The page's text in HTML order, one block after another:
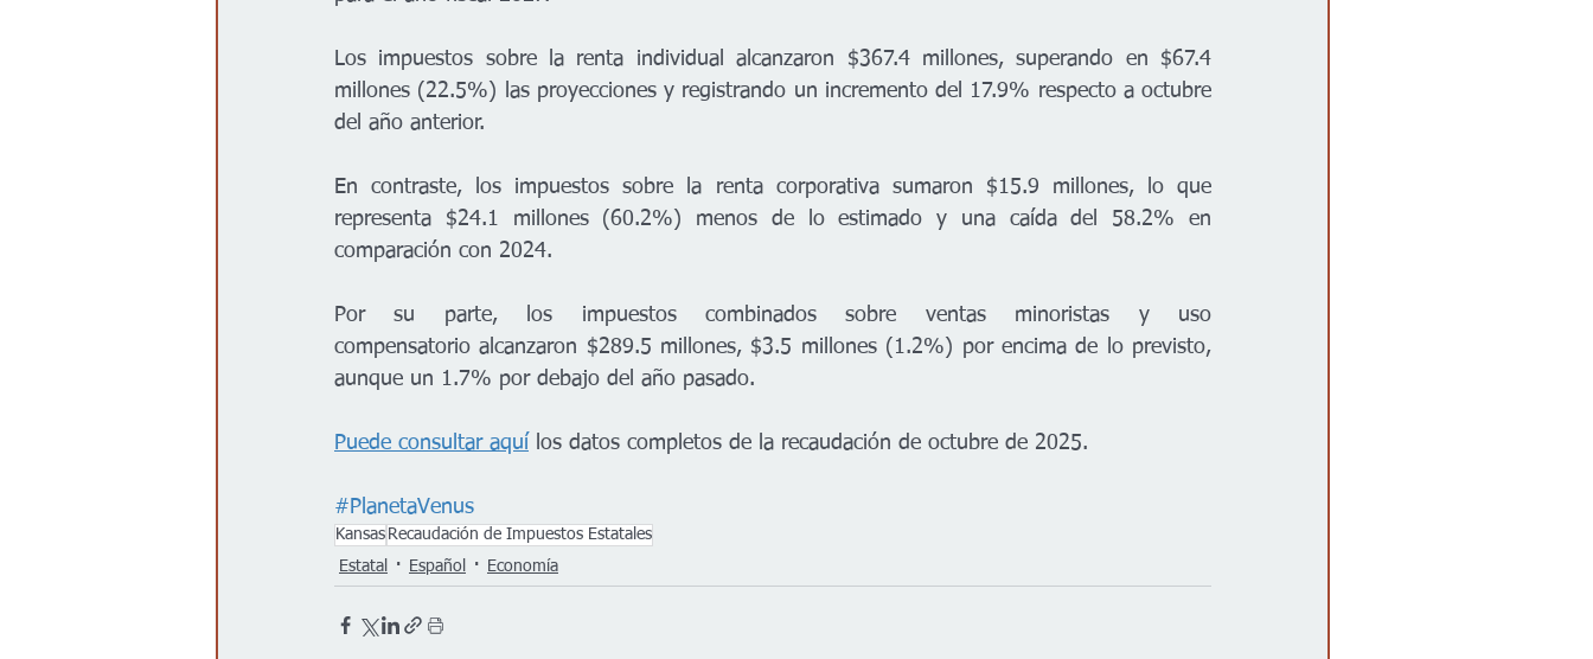
Los impuestos sobre la renta individual alcanzaron $367.4 millones, superando en $67.4
millones (22.5%) las proyecciones y registrando un incremento del 17.9% respecto a octubre
del año anterior.
En contraste, los impuestos sobre la renta corporativa sumaron $15.9 millones, lo que
representa $24.1 millones (60.2%) menos de lo estimado y una caída del 58.2% en
comparación con 2024.
Por su parte, los impuestos combinados sobre ventas minoristas y uso
compensatorio alcanzaron $289.5 millones, $3.5 millones (1.2%) por encima de lo previsto,
aunque un 1.7% por debajo del año pasado.
Puede consultar aquí los datos completos de la recaudación de octubre de 2025.
#PlanetaVenus
Kansas Recaudación de Impuestos Estatales
Estatal
Español Economía